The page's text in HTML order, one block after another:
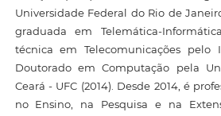
Universidade Federal do Rio de
graduada em Telemática-
técnica em Telecomunicações pelo
Doutorado em Computação pela
Ceará - UFC (2014). Desde 2014, é
no Ensino, na Pesquisa e na